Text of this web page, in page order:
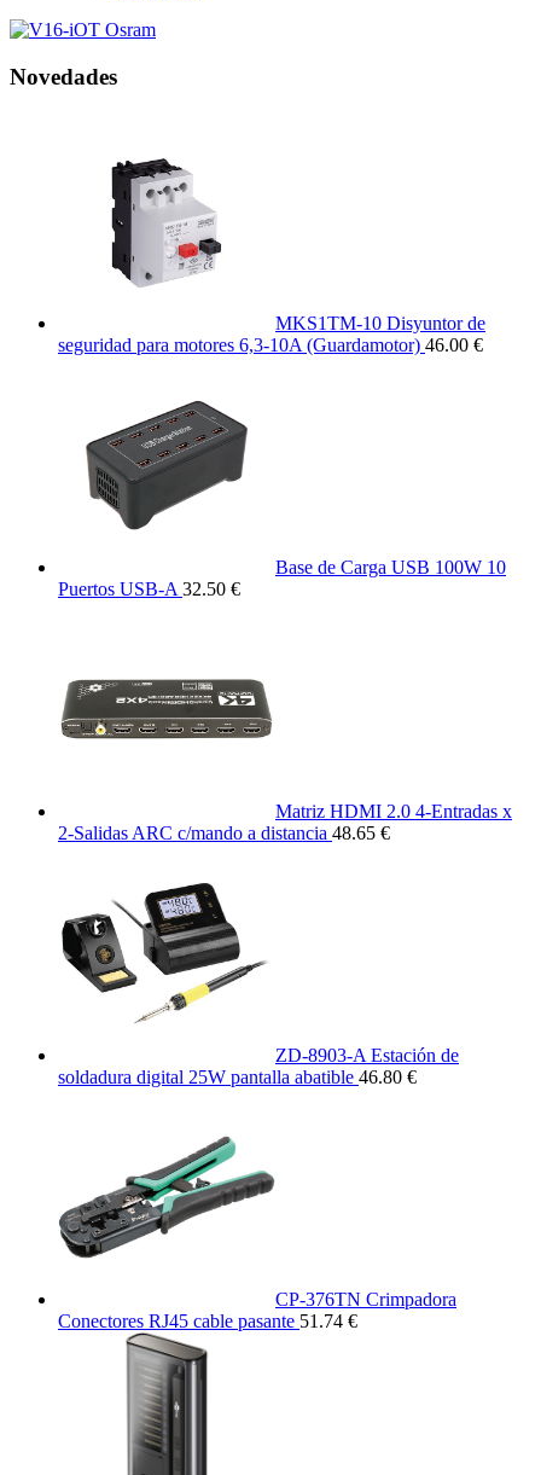
Novedades
MKS1TM-10 Disyuntor de
seguridad para motores 6,3-10A (Guardamotor) 46.00 €
Base de Carga USB 100W 10
Puertos USB-A 32.50 €
Matriz HDMI 2.0 4-Entradas x
2-Salidas ARC c/mando a distancia 48.65 €
ZD-8903-A Estación de
soldadura digital 25W pantalla abatible 46.80 €
CP-376TN Crimpadora
Conectores RJ45 cable pasante 51.74 €